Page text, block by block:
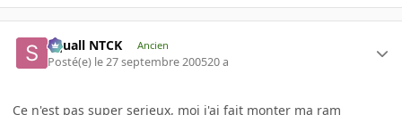
Squall NTCK Ancien
Posté(e) le 27 septembre 200520 a
Ce n'est pas super serieux, moi j'ai fait monter ma ram